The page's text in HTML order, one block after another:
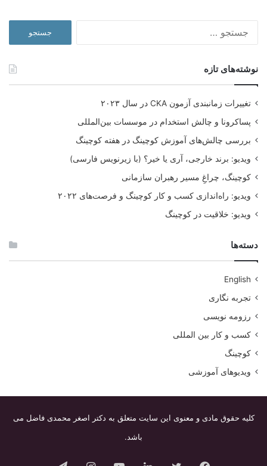
نوشته‌های تازه
تغییرات زمانبندی آزمون CKA در سال ۲۰۲۳
پساکرونا و چالش استخدام در موسسات بین‌المللی
بررسی چالش‌های آموزش کوچینگ در هفته کوچینگ
ویدیو: برند خارجی، آری یا خیر؟ (با زیرنویس فارسی)
کوچینگ، چراغِ مسیر رهبران سازمانی
ویدیو: راه‌اندازی کسب و کار کوچینگ و فرصت‌های ۲۰۲۲
ویدیو: خلاقیت در کوچینگ
دسته‌ها
English
تجربه نگاری
رزومه نویسی
کسب و کار بین المللی
کوچینگ
ویدیوهای آموزشی
کلیه حقوق مادی و معنوی این سایت متعلق به دکتر اصغر محمدی فاضل می
باشد.